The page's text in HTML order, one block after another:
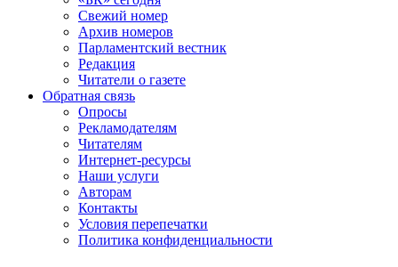
Свежий номер
Архив номеров
Парламентский вестник
Редакция
Читатели о газете
Обратная связь
Опросы
Рекламодателям
Читателям
Интернет-ресурсы
Наши услуги
Авторам
Контакты
Условия перепечатки
Политика конфиденциальности